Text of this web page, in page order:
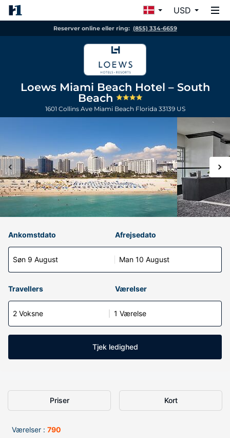
USD
Reserver online eller ring: (855) 334-6659
Loews Miami Beach Hotel – South
Beach
1601 Collins Ave Miami Beach Florida 33139 US
Ankomstdato
Søn 9 August
Afrejsedato
Man 10 August
Travellers Værelser
2 Voksne 1 Værelse
Tjek ledighed
Priser Kort
Værelser : 790